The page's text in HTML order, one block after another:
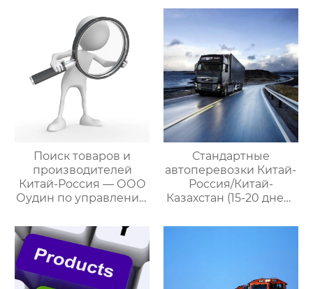
цикла
посреднических
закупок Китай-Россия
международными
Поиск товаров и
производителей
Китай-Россия — ООО
Оудин по управлению
цепями поставок
Стандартные
автоперевозки Китай-
Россия/Китай-
Казахстан (15-20 дней)
управлению